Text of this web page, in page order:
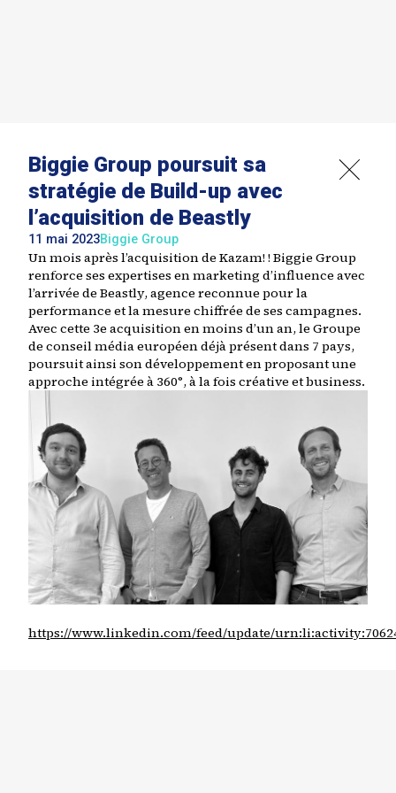
Biggie Group poursuit sa
stratégie de Build-up avec
l’acquisition de Beastly
11 mai 2023Biggie Group
Un mois après l’acquisition de Kazam! ! Biggie Group
renforce ses expertises en marketing d’influence avec
l’arrivée de Beastly, agence reconnue pour la
performance et la mesure chiffrée de ses campagnes.
Avec cette 3e acquisition en moins d’un an, le Groupe
de conseil média européen déjà présent dans 7 pays,
poursuit ainsi son développement en proposant une
approche intégrée à 360°, à la fois créative et business.
https://www.linkedin.com/feed/update/